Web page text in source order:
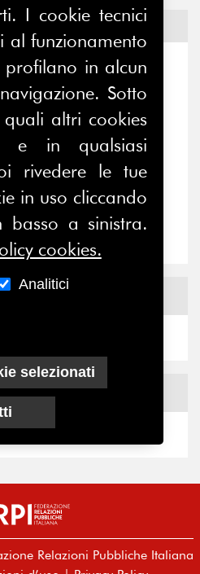
ed Eventi
-Eventi
pausa estiva,
la
la...
Facebook
X
Relazioni Pubbliche Italiana
I cookie tecnici
al funzionamento
in alcun
Sotto
quali altri cookies
e in qualsiasi
rivedere le tue
in uso cliccando
basso a sinistra.
cookies.
Analitici
selezionati